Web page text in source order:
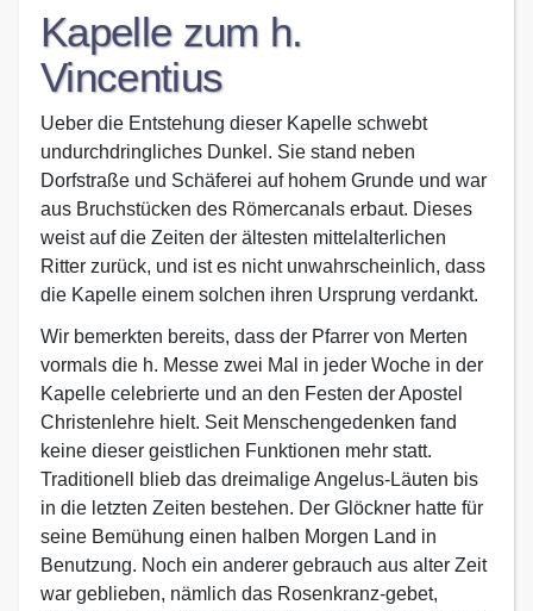
Kapelle zum h.
Vincentius
Ueber die Entstehung dieser Kapelle schwebt
undurchdringliches Dunkel. Sie stand neben
Dorfstraße und Schäferei auf hohem Grunde und war
aus Bruchstücken des Römercanals erbaut. Dieses
weist auf die Zeiten der ältesten mittelalterlichen
Ritter zurück, und ist es nicht unwahrscheinlich, dass
die Kapelle einem solchen ihren Ursprung verdankt.
Wir bemerkten bereits, dass der Pfarrer von Merten
vormals die h. Messe zwei Mal in jeder Woche in der
Kapelle celebrierte und an den Festen der Apostel
Christenlehre hielt. Seit Menschengedenken fand
keine dieser geistlichen Funktionen mehr statt.
Traditionell blieb das dreimalige Angelus-Läuten bis
in die letzten Zeiten bestehen. Der Glöckner hatte für
seine Bemühung einen halben Morgen Land in
Benutzung. Noch ein anderer gebrauch aus alter Zeit
war geblieben, nämlich das Rosenkranz-gebet,